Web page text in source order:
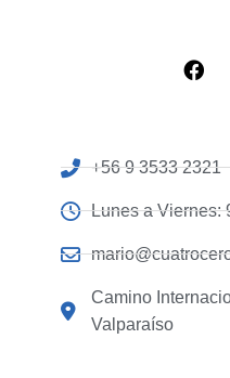
+56 9 3533 2321
Lunes a Viernes:
Camino
Valparaíso